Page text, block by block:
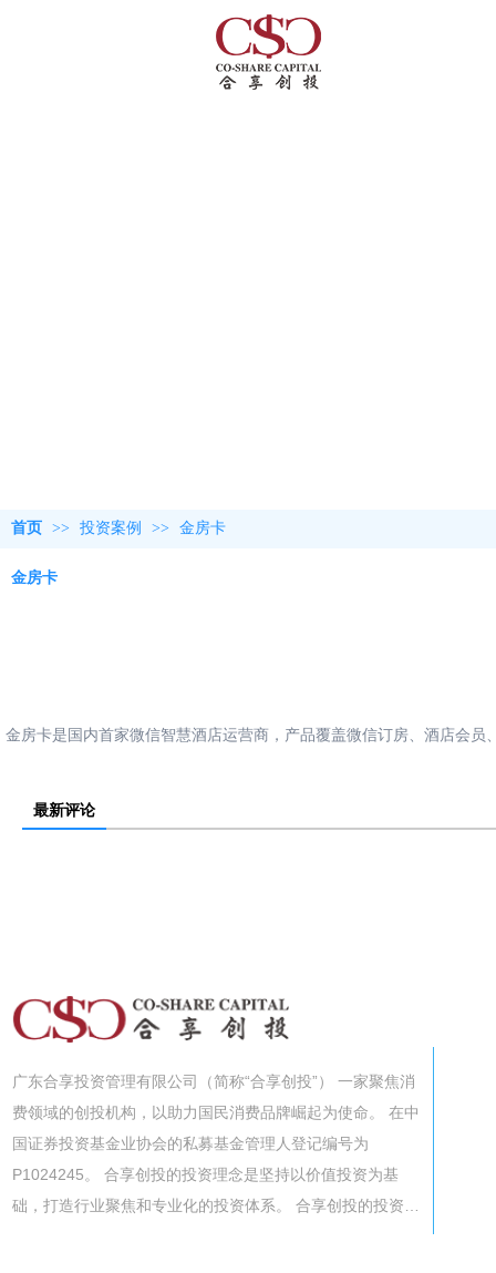
首页 >> 投资案例 >> 金房卡
金房卡
金房卡是国内首家微信智慧酒店运营商，产品覆盖微信订房、酒店会
最新评论
广东合享投资管理有限公司（简称“合享创投”） 一家聚焦消
费领域的创投机构，以助力国民消费品牌崛起为使命。 在中
国证券投资基金业协会的私募基金管理人登记编号为
P1024245。 合享创投的投资理念是坚持以价值投资为基
础，打造行业聚焦和专业化的投资体系。 合享创投的投资…